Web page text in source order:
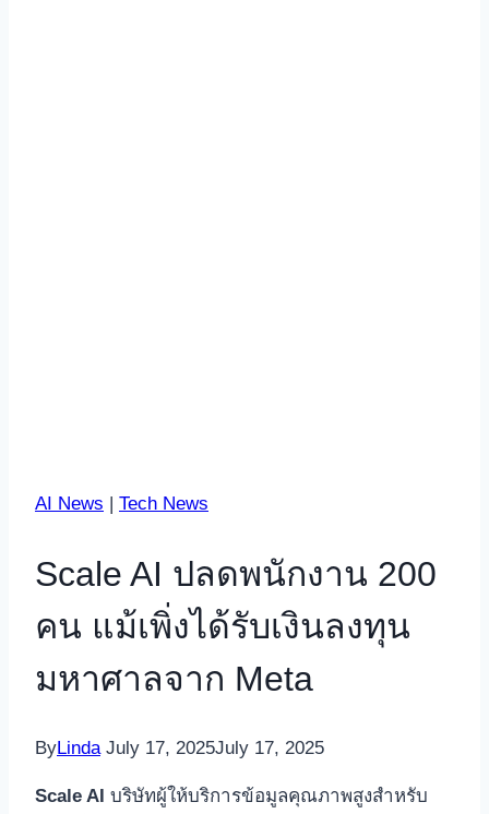
AI News | Tech News
Scale AI ปลดพนักงาน 200
คน แม้เพิ่งได้รับเงินลงทุน
มหาศาลจาก Meta
ByLinda July 17, 2025July 17, 2025
Scale AI บริษัทผู้ให้บริการข้อมูลคุณภาพสูงสำหรับ